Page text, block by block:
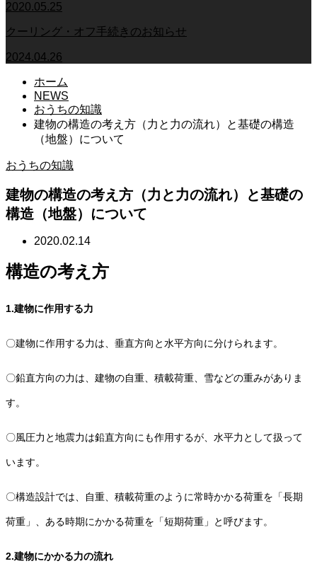
2020.05.25
クーリング・オフ手続きのお知らせ
2024.04.26
ホーム
NEWS
おうちの知識
建物の構造の考え方（力と力の流れ）と基礎の構造
（地盤）について
おうちの知識
建物の構造の考え方（力と力の流れ）と基礎の
構造（地盤）について
2020.02.14
構造の考え方
1.建物に作用する力
〇建物に作用する力は、垂直方向と水平方向に分けられます。
〇鉛直方向の力は、建物の自重、積載荷重、雪などの重みがありま
す。
〇風圧力と地震力は鉛直方向にも作用するが、水平力として扱って
います。
〇構造設計では、自重、積載荷重のように常時かかる荷重を「長期
荷重」、ある時期にかかる荷重を「短期荷重」と呼びます。
2.建物にかかる力の流れ